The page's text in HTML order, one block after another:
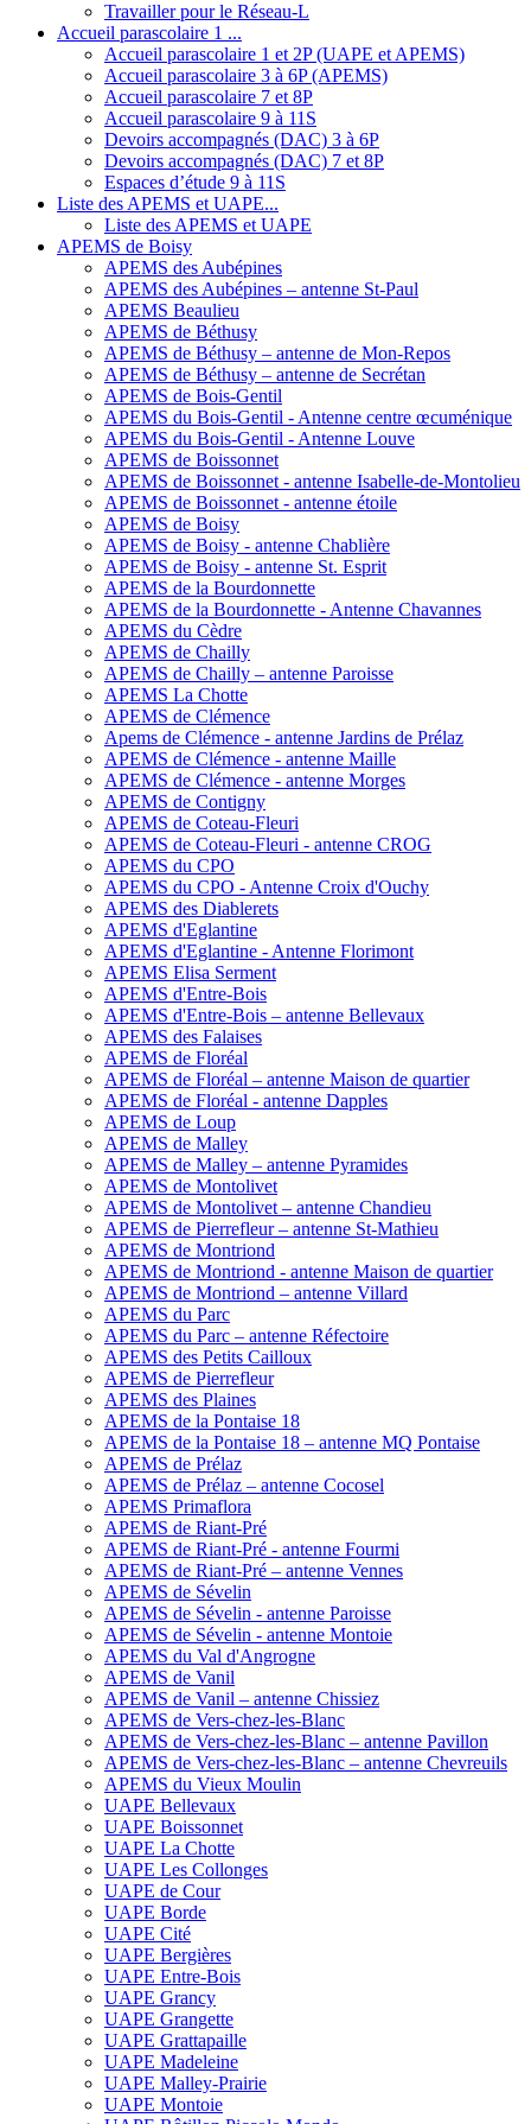
Travailler pour le Réseau-L
Accueil parascolaire 1 ...
Accueil parascolaire 1 et 2P (UAPE et APEMS)
Accueil parascolaire 3 à 6P (APEMS)
Accueil parascolaire 7 et 8P
Accueil parascolaire 9 à 11S
Devoirs accompagnés (DAC) 3 à 6P
Devoirs accompagnés (DAC) 7 et 8P
Espaces d’étude 9 à 11S
Liste des APEMS et UAPE...
Liste des APEMS et UAPE
APEMS de Boisy
APEMS des Aubépines
APEMS des Aubépines – antenne St-Paul
APEMS Beaulieu
APEMS de Béthusy
APEMS de Béthusy – antenne de Mon-Repos
APEMS de Béthusy – antenne de Secrétan
APEMS de Bois-Gentil
APEMS du Bois-Gentil - Antenne centre œcuménique
APEMS du Bois-Gentil - Antenne Louve
APEMS de Boissonnet
APEMS de Boissonnet - antenne Isabelle-de-Montolieu
APEMS de Boissonnet - antenne étoile
APEMS de Boisy
APEMS de Boisy - antenne Chablière
APEMS de Boisy - antenne St. Esprit
APEMS de la Bourdonnette
APEMS de la Bourdonnette - Antenne Chavannes
APEMS du Cèdre
APEMS de Chailly
APEMS de Chailly – antenne Paroisse
APEMS La Chotte
APEMS de Clémence
Apems de Clémence - antenne Jardins de Prélaz
APEMS de Clémence - antenne Maille
APEMS de Clémence - antenne Morges
APEMS de Contigny
APEMS de Coteau-Fleuri
APEMS de Coteau-Fleuri - antenne CROG
APEMS du CPO
APEMS du CPO - Antenne Croix d'Ouchy
APEMS des Diablerets
APEMS d'Eglantine
APEMS d'Eglantine - Antenne Florimont
APEMS Elisa Serment
APEMS d'Entre-Bois
APEMS d'Entre-Bois – antenne Bellevaux
APEMS des Falaises
APEMS de Floréal
APEMS de Floréal – antenne Maison de quartier
APEMS de Floréal - antenne Dapples
APEMS de Loup
APEMS de Malley
APEMS de Malley – antenne Pyramides
APEMS de Montolivet
APEMS de Montolivet – antenne Chandieu
APEMS de Pierrefleur – antenne St-Mathieu
APEMS de Montriond
APEMS de Montriond - antenne Maison de quartier
APEMS de Montriond – antenne Villard
APEMS du Parc
APEMS du Parc – antenne Réfectoire
APEMS des Petits Cailloux
APEMS de Pierrefleur
APEMS des Plaines
APEMS de la Pontaise 18
APEMS de la Pontaise 18 – antenne MQ Pontaise
APEMS de Prélaz
APEMS de Prélaz – antenne Cocosel
APEMS Primaflora
APEMS de Riant-Pré
APEMS de Riant-Pré - antenne Fourmi
APEMS de Riant-Pré – antenne Vennes
APEMS de Sévelin
APEMS de Sévelin - antenne Paroisse
APEMS de Sévelin - antenne Montoie
APEMS du Val d'Angrogne
APEMS de Vanil
APEMS de Vanil – antenne Chissiez
APEMS de Vers-chez-les-Blanc
APEMS de Vers-chez-les-Blanc – antenne Pavillon
APEMS de Vers-chez-les-Blanc – antenne Chevreuils
APEMS du Vieux Moulin
UAPE Bellevaux
UAPE Boissonnet
UAPE La Chotte
UAPE Les Collonges
UAPE de Cour
UAPE Borde
UAPE Cité
UAPE Bergières
UAPE Entre-Bois
UAPE Grancy
UAPE Grangette
UAPE Grattapaille
UAPE Madeleine
UAPE Malley-Prairie
UAPE Montoie